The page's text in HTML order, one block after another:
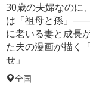
30歳の夫婦なのに
は「祖母と孫」
に老いる妻と成長
た夫の漫画が描く
せ」
全国